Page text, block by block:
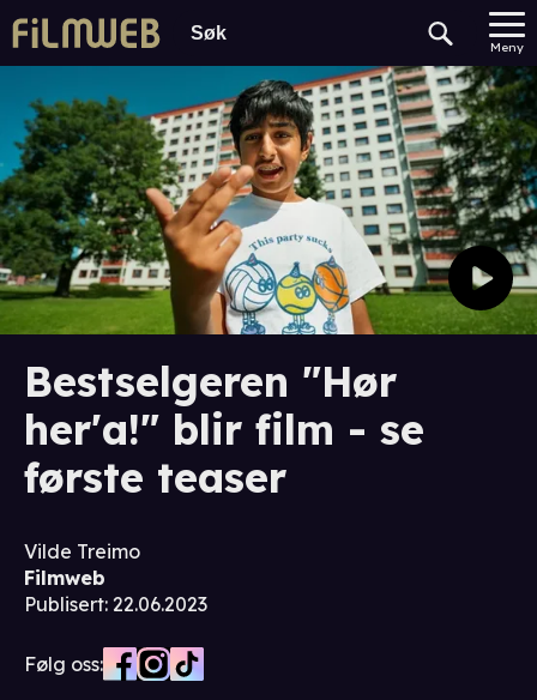
Meny
Bestselgeren "Hør
her'a!" blir film - se
første teaser
Vilde Treimo
Filmweb
Publisert: 22.06.2023
Følg oss: